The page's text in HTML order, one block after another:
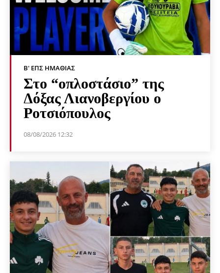
Β' ΕΠΣ ΗΜΑΘΊΑΣ
Στο “οπλοστάσιο” της
Δόξας Λιανοβεργίου ο
Ροτσιόπουλος
08/08/2026 12:32